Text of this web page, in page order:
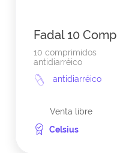
Fadal 10 Comp
10 comprimidos
antidiarréico
antidiarréico
Venta libre
Celsius